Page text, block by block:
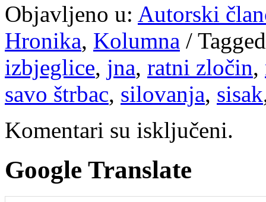
Objavljeno u: Autorski
Hronika, Kolumna /
izbjeglice, jna, ratni zločin,
savo štrbac, silovanja, sisak
Komentari su isključeni.
Google Translate